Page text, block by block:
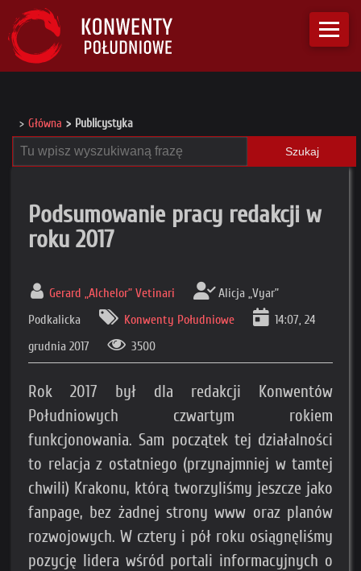
Główna Publicystyka
Szukaj
Podsumowanie pracy redakcji w
roku 2017
Gerard „Alchelor” Vetinari
Alicja „Vyar”
Podkalicka
Konwenty Południowe
14:07, 24
grudnia 2017
3500
Rok 2017 był dla redakcji Konwentów
Południowych czwartym rokiem
funkcjonowania. Sam początek tej działalności
to relacja z ostatniego (przynajmniej w tamtej
chwili) Krakonu, którą tworzyliśmy jeszcze jako
fanpage, bez żadnej strony www oraz planów
rozwojowych. W cztery i pół roku osiągnęliśmy
pozycję lidera wśród portali informacyjnych o